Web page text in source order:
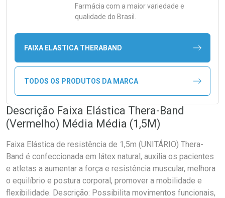
Farmácia com a maior variedade e
qualidade do Brasil.
FAIXA ELASTICA THERABAND
TODOS OS PRODUTOS DA MARCA
Descrição Faixa Elástica Thera-Band
(Vermelho) Média Média (1,5M)
Faixa Elástica de resistência de 1,5m (UNITÁRIO) Thera-
Band é confeccionada em látex natural, auxilia os pacientes
e atletas a aumentar a força e resistência muscular, melhora
o equilíbrio e postura corporal, promover a mobilidade e
flexibilidade. Descrição: Possibilita movimentos funcionais,